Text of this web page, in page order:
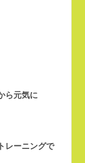
ら元気に
レーニングで